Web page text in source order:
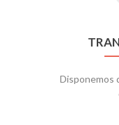
Disponemos